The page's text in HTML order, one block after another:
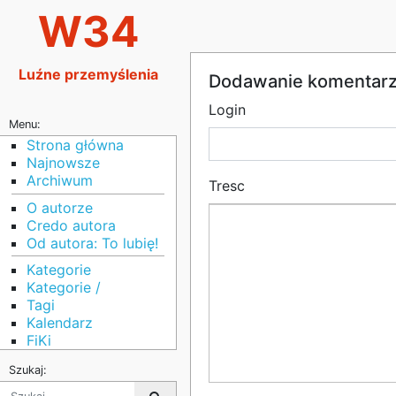
W34
Luźne przemyślenia
Menu:
Strona główna
Najnowsze
Archiwum
O autorze
Credo autora
Od autora: To lubię!
Kategorie
Kategorie /
Tagi
Kalendarz
FiKi
Szukaj:
Dodawanie
Login
Tresc